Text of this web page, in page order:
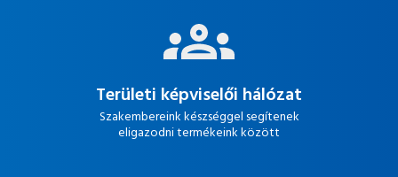
Területi képviselői hálózat
Szakembereink készséggel segítenek
eligazodni termékeink között